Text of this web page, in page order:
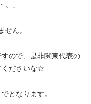
。」
せん。
ので、是非関東代表の
くださいな☆
となります。